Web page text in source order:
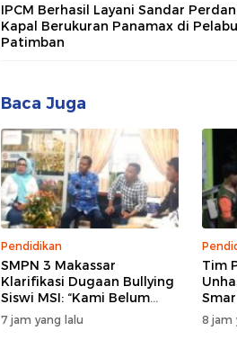
IPCM Berhasil Layani Sandar
Kapal Berukuran Panamax di
Patimban
Baca Juga
Pendidikan
SMPN 3 Makassar
Klarifikasi Dugaan Bullying
Siswi MSI: “Kami Belum
Menemukan Unsur
Perundungan”
7 jam yang lalu
Tim
8 jam